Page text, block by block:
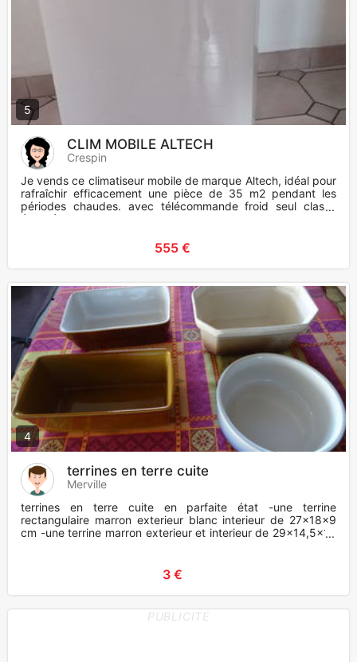
5
CLIM MOBILE ALTECH
Crespin
Je vends ce climatiseur mobile de marque Altech, idéal pour
rafraîchir efficacement une pièce de 35 m2 pendant les
périodes chaudes. avec télécommande froid seul classe
énergét
555 €
4
terrines en terre cuite
Merville
terrines en terre cuite en parfaite état -une terrine
rectangulaire marron exterieur blanc interieur de 27x18x9
cm -une terrine marron exterieur et interieur de 29x14,5x10
3 €
PUBLICITE